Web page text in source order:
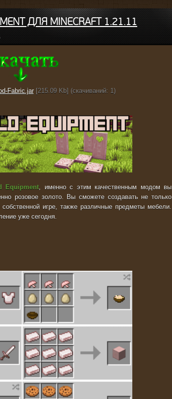
ДЛЯ MINECRAFT 1.21.11
Fabric.jar[215.09 Kb] (cкачиваний: 1)
Equipment, именно с этим качественным модом вы
розовое золото. Вы сможете создавать не только
игре, также различные предметы мебели.
уже сегодня.